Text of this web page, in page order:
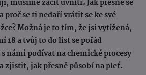
musíme začít uvnitř. Jak přesně se
proč se ti nedaří vrátit se ke své
Možná je to tím, že jsi vytížená,
18 a tvůj to do list se pořád
námi podívat na chemické procesy
zjistit, jak přesně působí na pleť.